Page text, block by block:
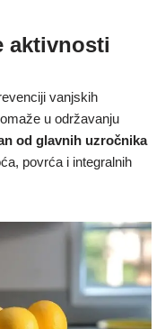
aktivnosti
vanjskih
u održavanju
od glavnih uzročnika
povrća i integralnih